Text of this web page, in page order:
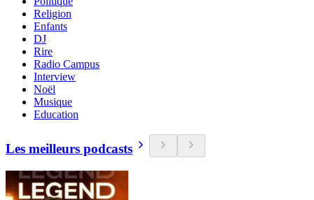
Religion
Enfants
DJ
Rire
Radio Campus
Interview
Noël
Musique
Education
Les meilleurs podcasts